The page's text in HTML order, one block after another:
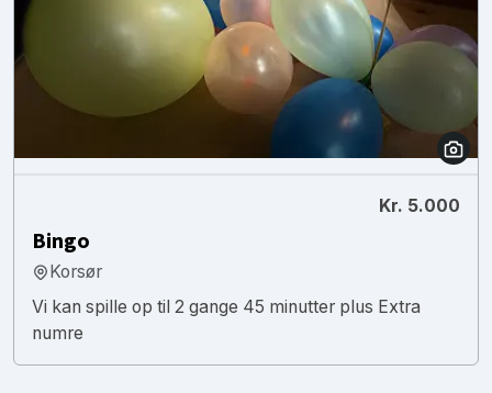
Kr. 5.000
Bingo
Korsør
Vi kan spille op til 2 gange 45 minutter plus Extra
numre